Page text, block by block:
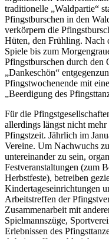
traditionelle „Waldpartie“
Pfingstburschen in den
verkörpern die
Hüten, den Frühling. Nach
Spiele bis zum
Pfingstburschen durch den
„Dankeschön“
Pfingstwochenende mit
„Beerdigung des
Für die
allerdings längst nicht
Pfingstzeit. Jährlich im
Vereine. Um Nachwuchs
untereinander zu sein,
Festveranstaltungen (zum
Herbstfeste), betreiben
Kindertageseinrichtungen
Arbeitstreffen der
Zusammenarbeit mit
Spielmannszüge,
Erlebnissen des